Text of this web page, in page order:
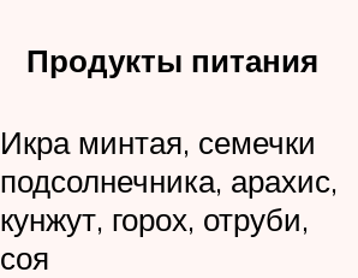
Продукты питания
Икра минтая, семечки
подсолнечника, арахис,
кунжут, горох, отруби,
соя